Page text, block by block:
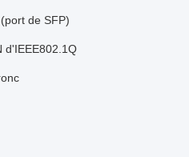
de SFP)
d'IEEE802.1Q